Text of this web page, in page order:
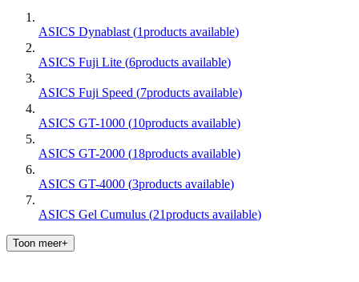
ASICS Dynablast (1products available)
ASICS Fuji Lite (6products available)
ASICS Fuji Speed (7products available)
ASICS GT-1000 (10products available)
ASICS GT-2000 (18products available)
ASICS GT-4000 (3products available)
ASICS Gel Cumulus (21products available)
Toon meer+